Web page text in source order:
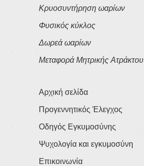
Κρυοσυντήρηση ωαρίων
Φυσικός κύκλος
Δωρεά ωαρίων
Μεταφορά Μητρικής Ατράκτου
Αρχική σελίδα
Προγεννητικός Έλεγχος
Οδηγός Εγκυμοσύνης
Ψυχολογία και εγκυμοσύνη
Επικοινωνία